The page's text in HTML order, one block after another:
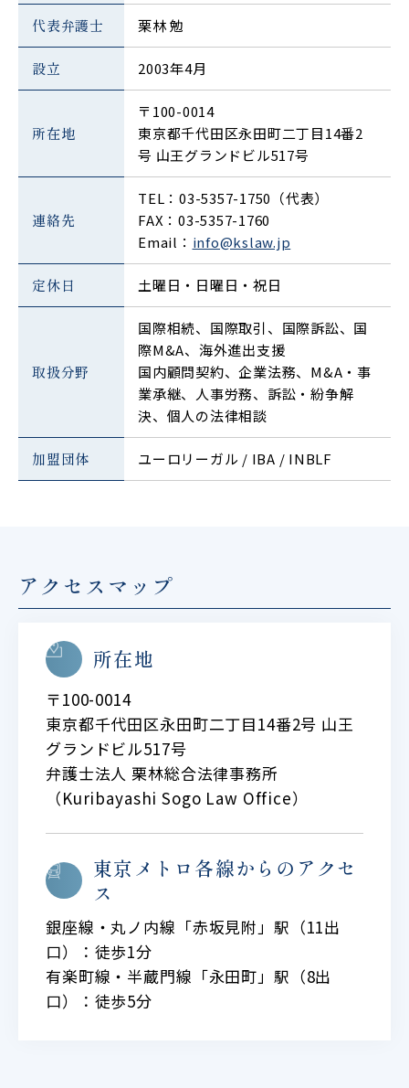
代表弁護士 栗林 勉
設立 2003年4月
所在地
〒100-0014
東京都千代田区永田町二丁目14番2
号 山王グランドビル517号
連絡先
TEL：03-5357-1750（代表）
FAX：03-5357-1760
Email： info@kslaw.jp
定休日 土曜日・日曜日・祝日
取扱分野
国際相続、国際取引、国際訴訟、国
際M&A、海外進出支援
国内顧問契約、企業法務、M&A・事
業承継、人事労務、訴訟・紛争解
決、個人の法律相談
加盟団体 ユーロリーガル / IBA / INBLF
アクセスマップ
所在地
〒100-0014
東京都千代田区永田町二丁目14番2号 山王
グランドビル517号
弁護士法人 栗林総合法律事務所
（Kuribayashi Sogo Law Office）
東京メトロ各線からのアクセ
ス
銀座線・丸ノ内線「赤坂見附」駅（11出
口）：徒歩1分
有楽町線・半蔵門線「永田町」駅（8出
口）：徒歩5分